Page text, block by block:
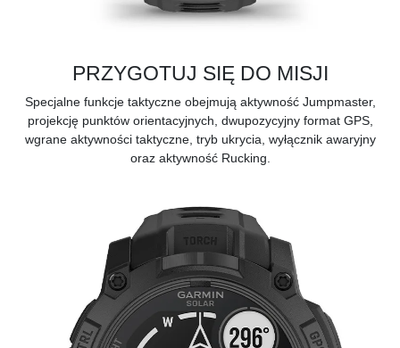
PRZYGOTUJ SIĘ DO MISJI
Specjalne funkcje taktyczne obejmują aktywność Jumpmaster,
projekcję punktów orientacyjnych, dwupozycyjny format GPS,
wgrane aktywności taktyczne, tryb ukrycia, wyłącznik awaryjny
oraz aktywność Rucking.